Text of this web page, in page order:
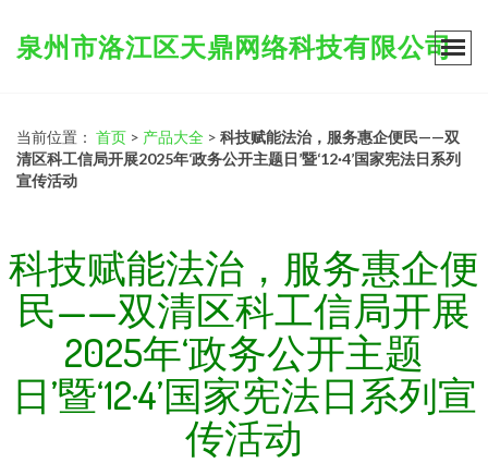
泉州市洛江区天鼎网络科技有限公司
当前位置： 首页 > 产品大全 > 科技赋能法治，服务惠企便民——双
清区科工信局开展2025年‘政务公开主题日’暨‘12·4’国家宪法日系列
宣传活动
科技赋能法治，服务惠企便
民——双清区科工信局开展
2025年‘政务公开主题
日’暨‘12·4’国家宪法日系列宣
传活动